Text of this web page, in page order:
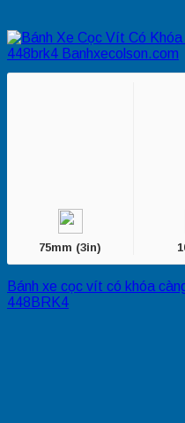
75mm (3in)
Bánh xe cọc vít có khóa
448BRK4